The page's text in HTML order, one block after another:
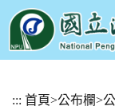
::: 首頁>公布欄>